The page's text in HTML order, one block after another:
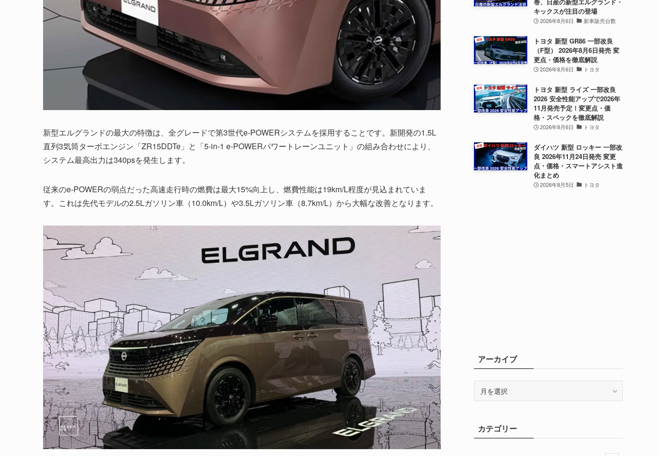
新型エルグランドの最大の特徴は、全グレードで第3世代e-POWERシステムを採用することです。新開発の1.5L
直列3気筒ターボエンジン「ZR15DDTe」と「5-in-1 e-POWERパワートレーンユニット」の組み合わせにより、
システム最高出力は340psを発生します。
従来のe-POWERの弱点だった高速走行時の燃費は最大15%向上し、燃費性能は19km/L程度が見込まれていま
す。これは先代モデルの2.5Lガソリン車（10.0km/L）や3.5Lガソリン車（8.7km/L）から大幅な改善となります。
キックスが注目の登場
2026年8月6日 新車販売台数
トヨタ 新型 GR86 一部改良
（F型） 2026年8月6日発売 変
更点・価格を徹底解説
2026年8月6日 トヨタ
トヨタ 新型 ライズ 一部改良
2026 安全性能アップで2026年
11月発売予定！変更点・価
格・スペックを徹底解説
2026年8月6日 トヨタ
ダイハツ 新型 ロッキー 一部改
良 2026年11月24日発売 変更
点・価格・スマートアシスト進
化まとめ
2026年8月5日 トヨタ
アーカイブ
ブカテゴリー